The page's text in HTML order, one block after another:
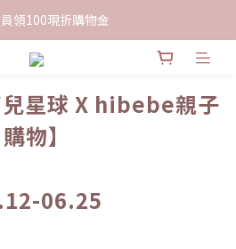
餅乾乙包，滿$999免運
領100現折購物金
餅乾乙包，滿$999免運
星球 X hibebe親子
購物】
06.25